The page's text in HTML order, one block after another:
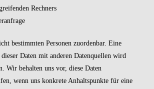
Rechners
bestimmten Personen zuordenbar. Eine
Daten mit anderen Datenquellen wird
Wir behalten uns vor, diese Daten
wenn uns konkrete Anhaltspunkte für eine